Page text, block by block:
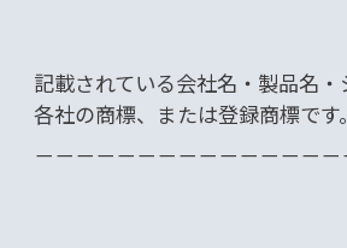
記載されている会社名・製品名・
各社の商標、または登録商標です。
－－－－－－－－－－－－－－－